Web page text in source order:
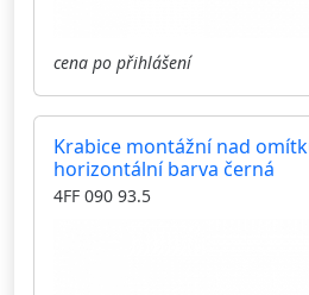
cena po přihlášení
Krabice montážní nad
horizontální barva černá
4FF 090 93.5